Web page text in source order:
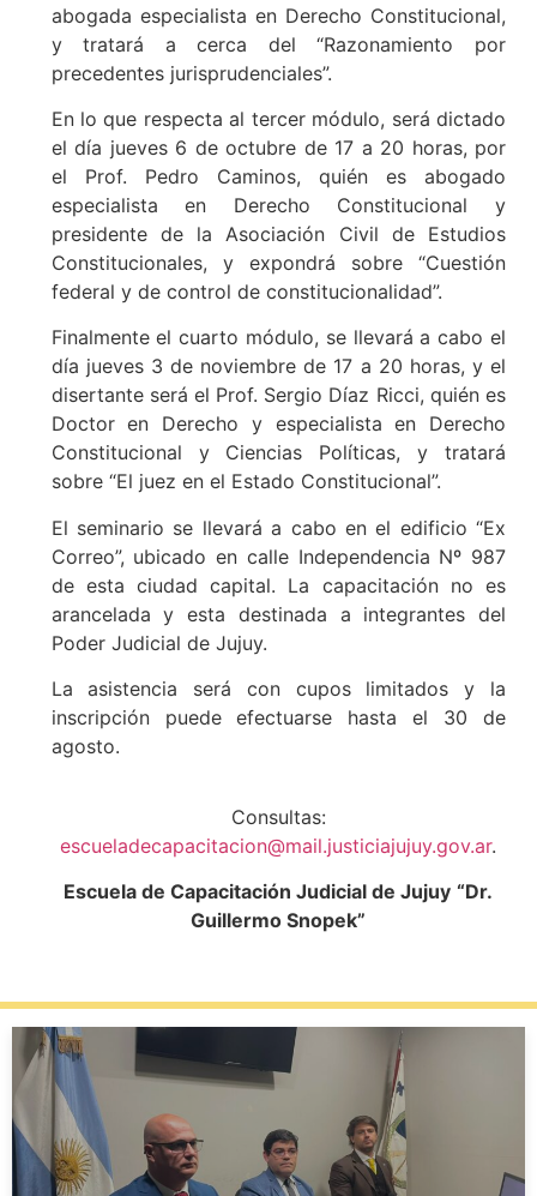
abogada especialista en Derecho Constitucional,
y tratará a cerca del “Razonamiento por
precedentes jurisprudenciales”.
En lo que respecta al tercer módulo, será dictado
el día jueves 6 de octubre de 17 a 20 horas, por
el Prof. Pedro Caminos, quién es abogado
especialista en Derecho Constitucional y
presidente de la Asociación Civil de Estudios
Constitucionales, y expondrá sobre “Cuestión
federal y de control de constitucionalidad”.
Finalmente el cuarto módulo, se llevará a cabo el
día jueves 3 de noviembre de 17 a 20 horas, y el
disertante será el Prof. Sergio Díaz Ricci, quién es
Doctor en Derecho y especialista en Derecho
Constitucional y Ciencias Políticas, y tratará
sobre “El juez en el Estado Constitucional”.
El seminario se llevará a cabo en el edificio “Ex
Correo”, ubicado en calle Independencia Nº 987
de esta ciudad capital. La capacitación no es
arancelada y esta destinada a integrantes del
Poder Judicial de Jujuy.
La asistencia será con cupos limitados y la
inscripción puede efectuarse hasta el 30 de
agosto.
Consultas:
escueladecapacitacion@mail.justiciajujuy.gov.ar.
Escuela de Capacitación Judicial de Jujuy “Dr.
Guillermo Snopek”